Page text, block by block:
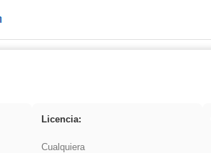
Licencia:
Cualquiera